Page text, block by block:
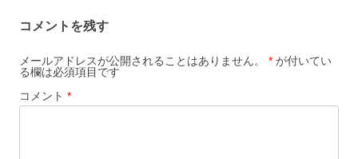
ゲ
ー
シ
ョ
コメントを残す
メールアドレスが公開されることはありません。 * が付いてい
る欄は必須項目です
コメント *